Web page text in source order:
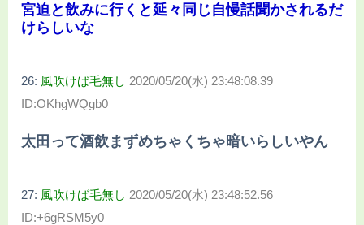
宮迫と飲みに行くと延々同じ自慢話聞かされるだ
けらしいな
26: 風吹けば毛無し 2020/05/20(水) 23:48:08.39
ID:OKhgWQgb0
太田って酒飲まずめちゃくちゃ暗いらしいやん
27: 風吹けば毛無し 2020/05/20(水) 23:48:52.56
ID:+6gRSM5y0